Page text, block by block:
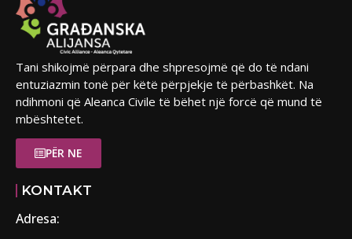
Tani shikojmë përpara dhe shpresojmë që do të ndani
entuziazmin tonë për këtë përpjekje të përbashkët. Na
ndihmoni që Aleanca Civile të bëhet një forcë që mund të
mbështetet.
PËR NE
KONTAKT
Adresa: